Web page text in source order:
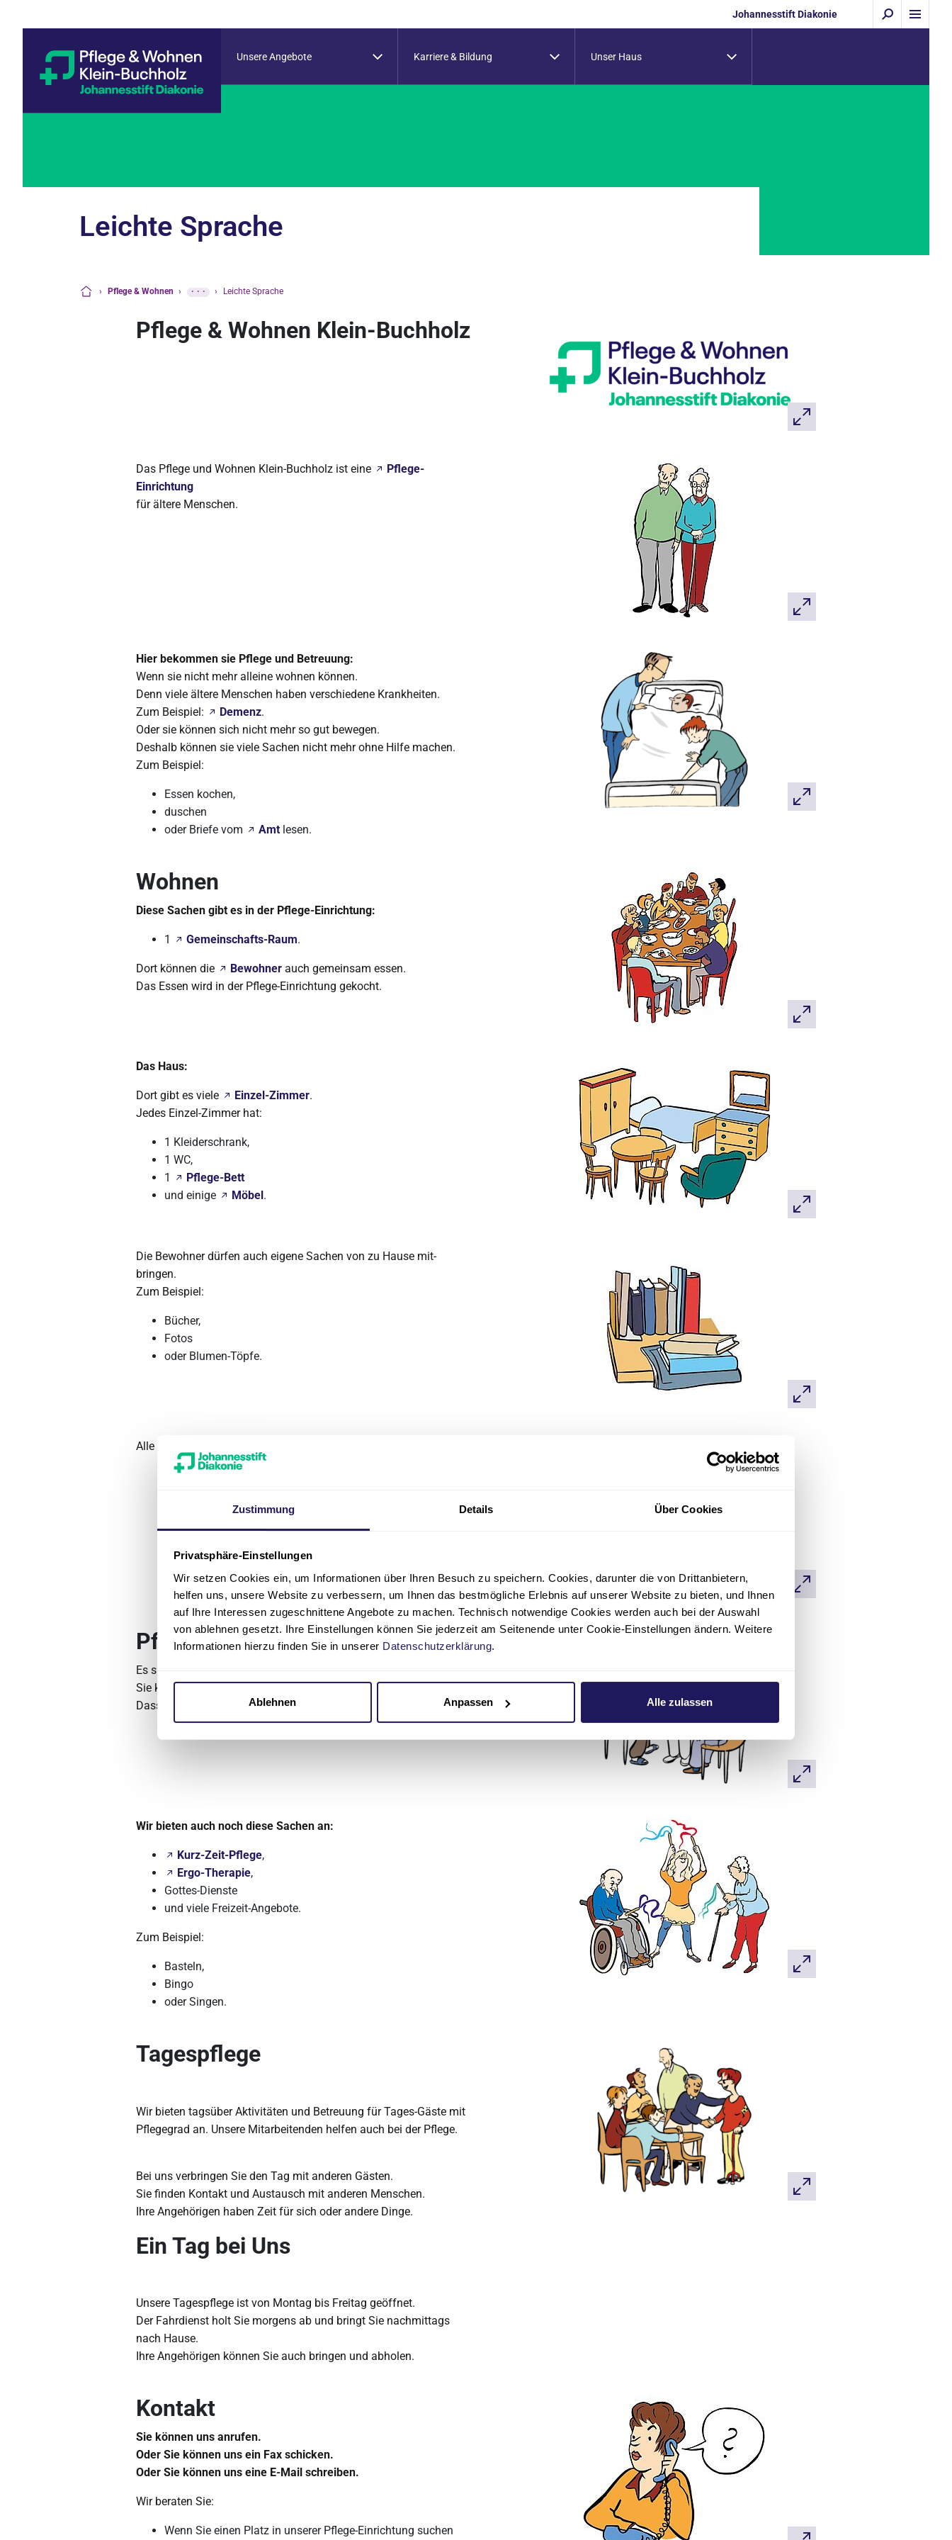
Zustimmung Details Über Cookies
Privatsphäre-Einstellungen
Wir setzen Cookies ein, um Informationen über Ihren Besuch zu speichern. Cookies, darunter die von Drittanbietern,
helfen uns, unsere Website zu verbessern, um Ihnen das bestmögliche Erlebnis auf unserer Website zu bieten, und Ihnen
auf Ihre Interessen zugeschnittene Angebote zu machen. Technisch notwendige Cookies werden auch bei der Auswahl
von ablehnen gesetzt. Ihre Einstellungen können Sie jederzeit am Seitenende unter Cookie-Einstellungen ändern. Weitere
Informationen hierzu finden Sie in unserer Datenschutzerklärung.
Ablehnen Anpassen Alle zulassen
Johannesstift Diakonie
Unsere Angebote Karriere & Bildung Unser Haus
Leichte Sprache
› Pflege & Wohnen › ··· › Leichte Sprache
Pflege & Wohnen Klein-Buchholz
Das Pflege und Wohnen Klein-Buchholz ist eine
Pflege-
Einrichtung
für ältere Menschen.
Hier bekommen sie Pflege und Betreuung:
Wenn sie nicht mehr alleine wohnen können.
Denn viele ältere Menschen haben verschiedene Krankheiten.
Zum Beispiel:
Demenz.
Oder sie können sich nicht mehr so gut bewegen.
Deshalb können sie viele Sachen nicht mehr ohne Hilfe machen.
Zum Beispiel:
Essen kochen,
duschen
oder Briefe vom
Amt lesen.
Wohnen
Diese Sachen gibt es in der Pflege-Einrichtung:
1 Gemeinschafts-Raum.
Dort können die Bewohner auch gemeinsam essen.
Das Essen wird in der Pflege-Einrichtung gekocht.
Das Haus:
Dort gibt es viele Einzel-Zimmer.
Jedes Einzel-Zimmer hat:
1 Kleiderschrank,
1 WC,
1
Pflege-Bett
und einige
Möbel.
Die Bewohner dürfen auch eigene Sachen von zu Hause mit-
bringen.
Zum Beispiel:
Bücher,
Fotos
oder Blumen-Töpfe.
Alle Häuser sind
Pflege und Angebote
Es sind immer
Sie kümmern sich darum:
Dass es den Bewohnern gut geht.
Wir bieten auch noch diese Sachen an:
Kurz-Zeit-Pflege,
Ergo-Therapie,
Gottes-Dienste
und viele Freizeit-Angebote.
Zum Beispiel:
Basteln,
Bingo
oder Singen.
Tagespflege
Wir bieten tagsüber Aktivitäten und Betreuung für Tages-Gäste mit
Pflegegrad an. Unsere Mitarbeitenden helfen auch bei der Pflege.
Bei uns verbringen Sie den Tag mit anderen Gästen.
Sie finden Kontakt und Austausch mit anderen Menschen.
Ihre Angehörigen haben Zeit für sich oder andere Dinge.
Ein Tag bei Uns
Unsere Tagespflege ist von Montag bis Freitag geöffnet.
Der Fahrdienst holt Sie morgens ab und bringt Sie nachmittags
nach Hause.
Ihre Angehörigen können Sie auch bringen und abholen.
Kontakt
Sie können uns anrufen.
Oder Sie können uns ein Fax schicken.
Oder Sie können uns eine E-Mail schreiben.
Wir beraten Sie:
Wenn Sie einen Platz in unserer Pflege-Einrichtung suchen